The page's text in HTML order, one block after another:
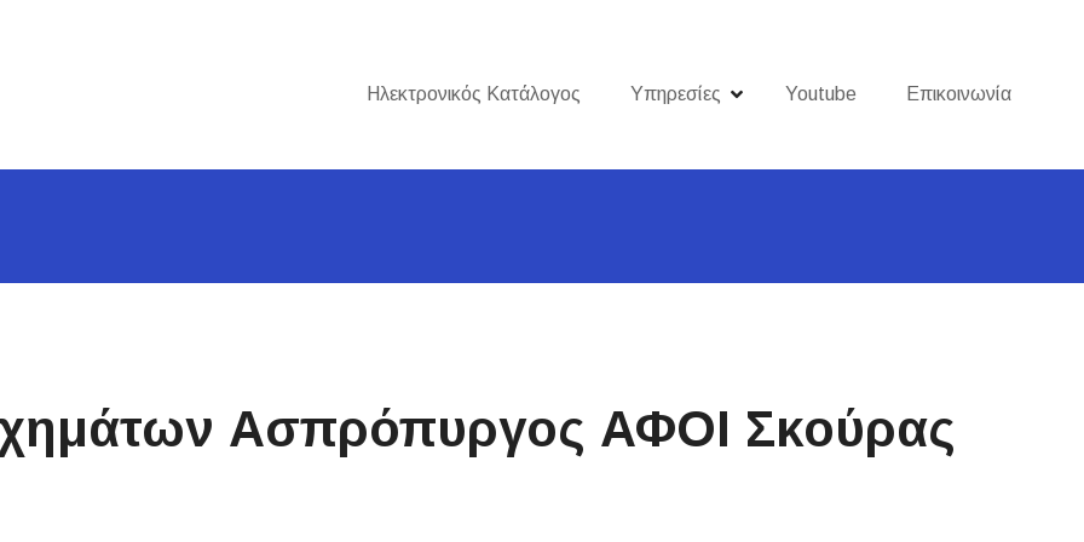
Ηλεκτρονικός Κατάλογος Υπηρεσίες Youtube Επικοινωνία
Ασπρόπυργος ΑΦΟΙ Σκούρας